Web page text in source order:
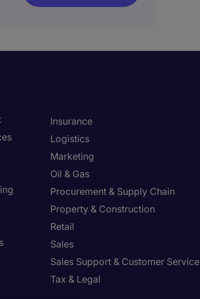
Insurance
Logistics
Marketing
Oil & Gas
Procurement & Supply Chain
Property & Construction
Retail
Sales
Sales Support & Customer Service
Tax & Legal